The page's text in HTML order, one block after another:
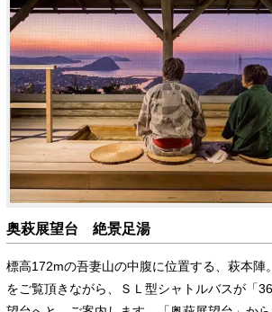
奥萩展望台 絶景足湯
標高172mの吾妻山の中腹に位置する、萩本陣
をご覧頂きながら、ＳＬ型シャトルバスが「